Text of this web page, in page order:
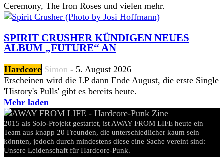
Ceremony, The Iron Roses und vielen mehr.
SPIRIT CRUSHER KÜNDIGEN NEUES
ALBUM „FUTURE“ AN
Hardcore Simon - 5. August 2026
Erscheinen wird die LP dann Ende August, die erste Single
'History's Pulls' gibt es bereits heute.
Mehr laden
2015 als Solo-Projekt gestartet, ist AWAY FROM LIFE heute ein
Team aus knapp 20 Freunden, die unterschiedlicher kaum sein
könnten, jedoch durch mindestens diese eine Sache vereint sind:
Unsere Leidenschaft für Hardcore-Punk.